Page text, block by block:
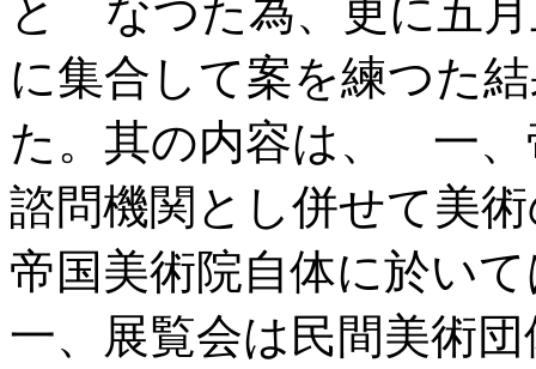
とゝなつた為、更に五
に集合して案を練つた
た。其の内容は、 一、
諮問機関とし併せて美
帝国美術院自体に於い
一、展覧会は民間美術